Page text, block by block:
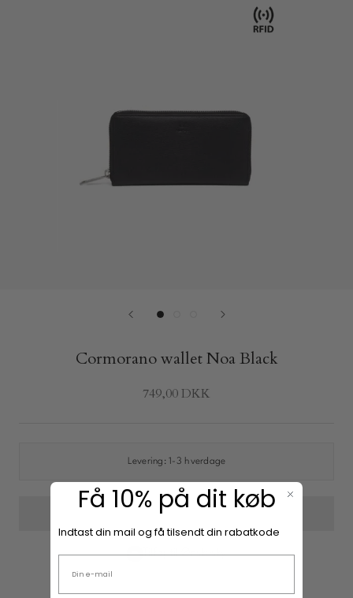
Cormorano wallet Noa Black
749,00 DKK
Levering: 1-3 hverdage
Tilføj til Ønskesky
Få 10% på dit køb
Indtast din mail og få tilsendt din rabatkode
Email adresse